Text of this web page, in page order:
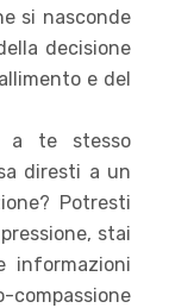
si nasconde
decisione
e del
a te stesso
diresti a un
Potresti
stai
informazioni
compassione